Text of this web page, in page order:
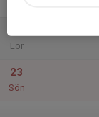
Lör
23
Sön